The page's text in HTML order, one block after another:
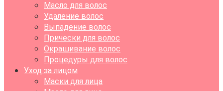
Масло для волос
Удаление волос
Выпадение волос
Прически для волос
Окрашивание волос
Процедуры для волос
Уход за лицом
Маски для лица